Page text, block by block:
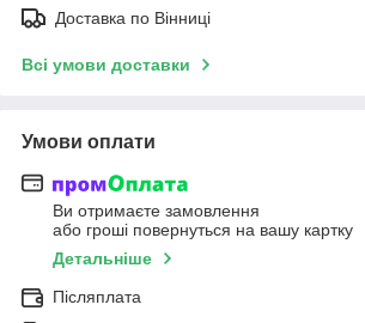
Доставка по Вінниці
Всі умови доставки
Умови оплати
Ви отримаєте замовлення
або гроші повернуться на вашу картку
Детальніше
Післяплата